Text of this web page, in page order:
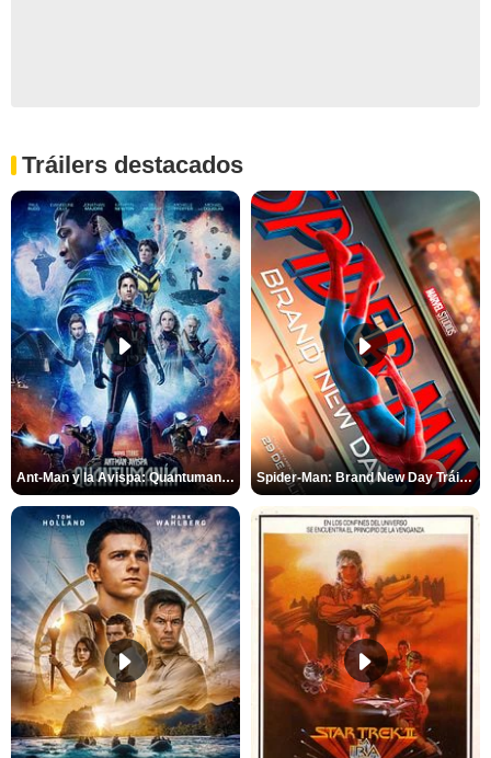
Tráilers destacados
Ant-Man y la Avispa: Quantumanía Tráiler (2) Spider-Man: Brand New Day Tráiler (3)